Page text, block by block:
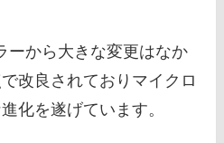
ーから大きな変更はなか
改良されておりマイクロ
化を遂げています。